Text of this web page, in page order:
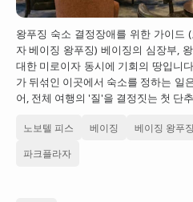
태국
대만
프랑스
이탈리아
스위스
스페인
왕푸징 숙소 결정장애를 위한 가이드
자 베이징 왕푸징) 베이징의 심장부,
대한 미로이자 동시에 기회의 땅입니
가 뒤섞인 이곳에서 숙소를 정하는 일
어, 전체 여행의 '질'을 결정짓는 첫 단
노보텔 피스 베이징 베이징 왕푸징
파크플라자